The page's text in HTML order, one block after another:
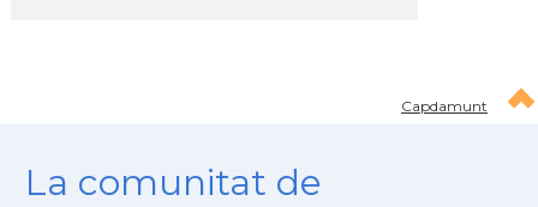
Capdamunt
La comunitat de